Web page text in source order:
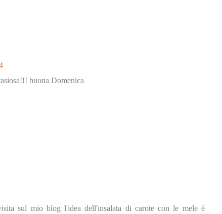
buona Domenica
sul mio blog l'idea dell'insalata di carote con le mele è